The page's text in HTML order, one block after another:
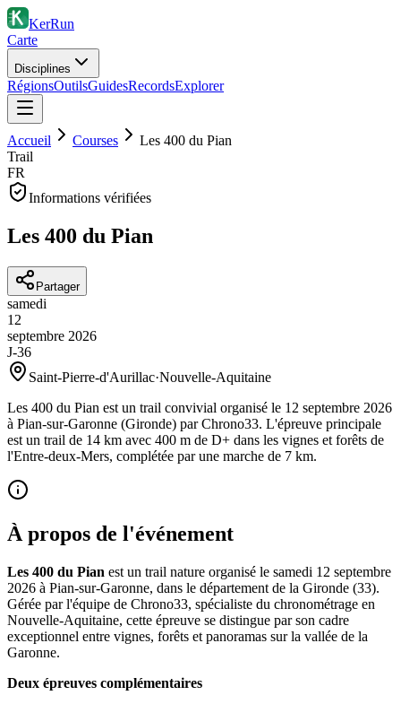
KerRun
Carte
Disciplines
RégionsOutilsGuidesRecordsExplorer
Accueil Courses
Les 400 du Pian
Trail
FR
Informations vérifiées
Les 400 du Pian
Partager
samedi
12
septembre 2026
J-36
Saint-Pierre-d'Aurillac·Nouvelle-Aquitaine
Les 400 du Pian est un trail convivial organisé le 12 septembre 2026
à Pian-sur-Garonne (Gironde) par Chrono33. L'épreuve principale
est un trail de 14 km avec 400 m de D+ dans les vignes et forêts de
l'Entre-deux-Mers, complétée par une marche de 7 km.
À propos de l'événement
Les 400 du Pian est un trail nature organisé le samedi 12 septembre
2026 à Pian-sur-Garonne, dans le département de la Gironde (33).
Gérée par l'équipe de Chrono33, spécialiste du chronométrage en
Nouvelle-Aquitaine, cette épreuve se distingue par son cadre
exceptionnel entre vignes, forêts et panoramas sur la vallée de la
Garonne.
Deux épreuves complémentaires